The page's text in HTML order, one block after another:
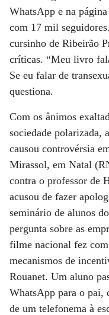
WhatsApp e na
com 17 mil
cursinho de Ribeirão
críticas. “Meu livro
Se eu falar de
questiona.
Com os ânimos
sociedade polarizada,
causou controvérsia
Mirassol, em Natal
contra o professor de
acusou de fazer
seminário de alunos
pergunta sobre as
filme nacional fez
mecanismos de
Rouanet. Um aluno
WhatsApp para o pai,
de um telefonema à